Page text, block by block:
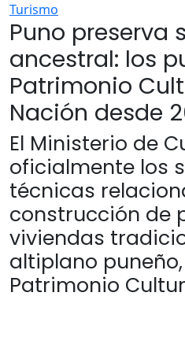
Turismo
Puno preserva
ancestral: los
Patrimonio
Nación desde
El Ministerio de
oficialmente los
técnicas
construcción de
viviendas
altiplano
Patrimonio